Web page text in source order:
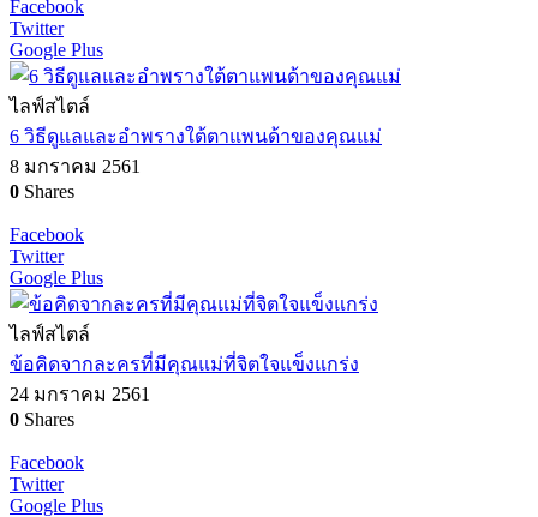
Facebook
Twitter
Google Plus
ไลฟ์สไตล์
6 วิธีดูแลและอำพรางใต้ตาแพนด้าของคุณแม่
8 มกราคม 2561
0 Shares
Facebook
Twitter
Google Plus
ไลฟ์สไตล์
ข้อคิดจากละครที่มีคุณแม่ที่จิตใจแข็งแกร่ง
24 มกราคม 2561
0 Shares
Facebook
Twitter
Google Plus